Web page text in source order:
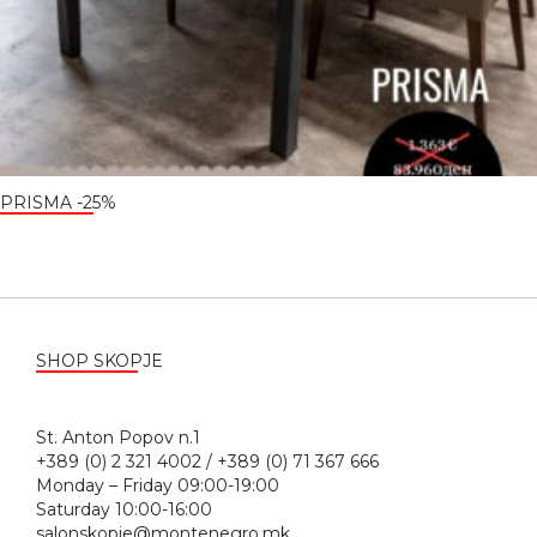
PRISMA -25%
SHOP SKOPJE
St. Anton Popov n.1
+389 (0) 2 321 4002 / +389 (0) 71 367 666
Monday – Friday 09:00-19:00
Saturday 10:00-16:00